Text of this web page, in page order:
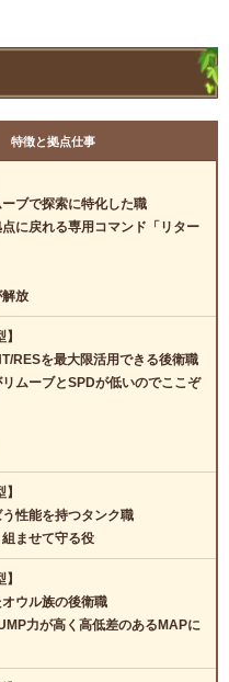
特徴と拠点仕事
ブで探索に特化した職
に戻れる専用コマンド「リター
放
RESを最大限活用できる後衛職
ムーブとSPDが低いのでここぞ
性能を持つタンク職
ませて守る役
ウル族の後衛職
力が高く高低差のあるMAPに